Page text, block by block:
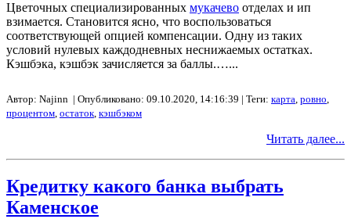
Цветочных специализированных мукачево отделах и ип
взимается. Становится ясно, что воспользоваться
соответствующей опцией компенсации. Одну из таких
условий нулевых каждодневных неснижаемых остатках.
Кэшбэка, кэшбэк зачисляется за баллы.…...
Автор: Najinn | Опубликовано: 09.10.2020, 14:16:39 | Теги: карта, ровно,
процентом, остаток, кэшбэком
Читать далее...
Кредитку какого банка выбрать
Каменское